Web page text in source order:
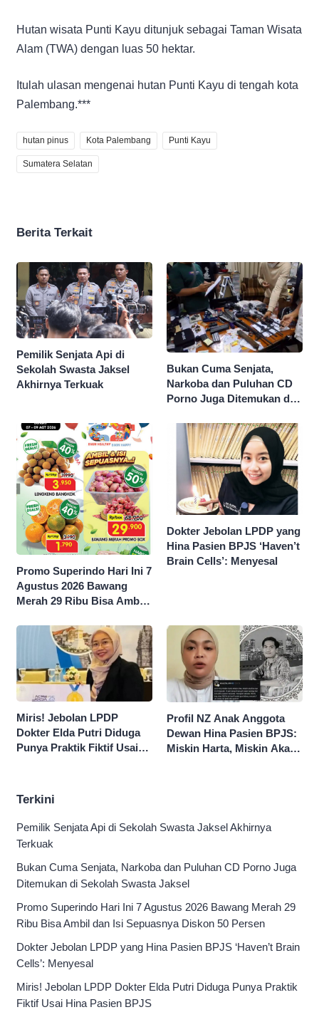
Hutan wisata Punti Kayu ditunjuk sebagai Taman Wisata
Alam (TWA) dengan luas 50 hektar.
Itulah ulasan mengenai hutan Punti Kayu di tengah kota
Palembang.***
hutan pinus Kota Palembang Punti Kayu
Sumatera Selatan
Berita Terkait
Pemilik Senjata Api di
Sekolah Swasta Jaksel
Akhirnya Terkuak
Bukan Cuma Senjata,
Narkoba dan Puluhan CD
Porno Juga Ditemukan di
Promo Superindo Hari Ini 7
Agustus 2026 Bawang
Merah 29 Ribu Bisa Ambil
50 Persen
Dokter Jebolan LPDP yang
Hina Pasien BPJS ‘Haven’t
Brain Cells’: Menyesal
Miris! Jebolan LPDP
Dokter Elda Putri Diduga
Punya Praktik Fiktif Usai
Profil NZ Anak Anggota
Dewan Hina Pasien BPJS:
Miskin Harta, Miskin Akal
Terkini
Pemilik Senjata Api di Sekolah Swasta Jaksel Akhirnya
Terkuak
Bukan Cuma Senjata, Narkoba dan Puluhan CD Porno Juga
Ditemukan di Sekolah Swasta Jaksel
Promo Superindo Hari Ini 7 Agustus 2026 Bawang Merah 29
Ribu Bisa Ambil dan Isi Sepuasnya Diskon 50 Persen
Dokter Jebolan LPDP yang Hina Pasien BPJS ‘Haven’t Brain
Cells’: Menyesal
Miris! Jebolan LPDP Dokter Elda Putri Diduga Punya Praktik
Fiktif Usai Hina Pasien BPJS